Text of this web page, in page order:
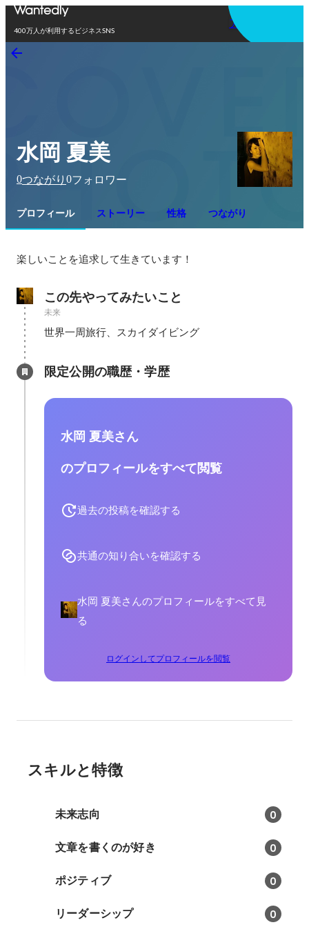
400万人が利用するビジネスSNS
アプリを使う
水岡 夏美
0つながり 0フォロワー
プロフィール ストーリー 性格 つながり
楽しいことを追求して生きています！
この先やってみたいこと
未来
世界一周旅行、スカイダイビング
限定公開の職歴・学歴
水岡 夏美さん
のプロフィールをすべて閲覧
過去の投稿を確認する
共通の知り合いを確認する
水岡 夏美さんのプロフィールをすべて見
る
ログインしてプロフィールを閲覧
スキルと特徴
未来志向 0
文章を書くのが好き 0
ポジティブ 0
リーダーシップ 0